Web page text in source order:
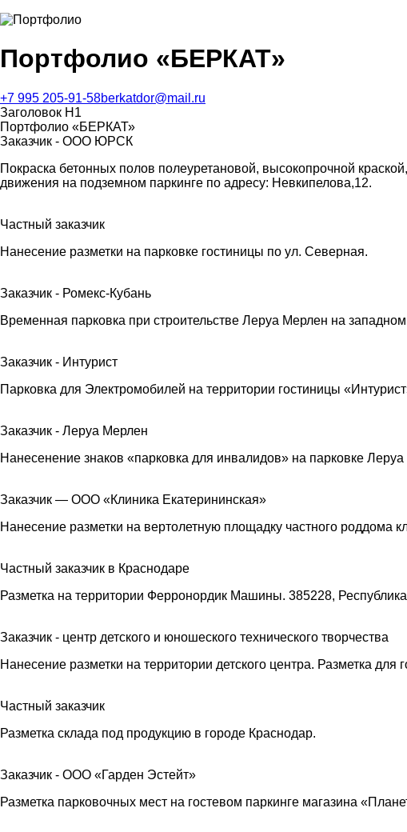
Портфолио «БЕРКАТ»
+7 995 205-91-58berkatdor@mail.ru
Заголовок H1
Портфолио «БЕРКАТ»
Заказчик - ООО ЮРСК
Покраска бетонных полов полеуретановой, высокопрочной
движения на подземном паркинге по адресу: Невкипелова,12.
Частный заказчик
Нанесение разметки на парковке гостиницы по ул. Северная.
Заказчик - Ромекс-Кубань
Временная парковка при строительстве Леруа Мерлен на
Заказчик - Интурист
Парковка для Электромобилей на территории гостиницы
Заказчик - Леруа Мерлен
Нанесенение знаков «парковка для инвалидов» на парковке
Заказчик — ООО «Клиника Екатерининская»
Нанесение разметки на вертолетную площадку частного роддома
Частный заказчик в Краснодаре
Разметка на территории Ферронордик Машины. 385228,
Заказчик - центр детского и юношеского технического творчества
Нанесение разметки на территории детского центра. Разметка
Частный заказчик
Разметка склада под продукцию в городе Краснодар.
Заказчик - ООО «Гарден Эстейт»
Разметка парковочных мест на гостевом паркинге магазина